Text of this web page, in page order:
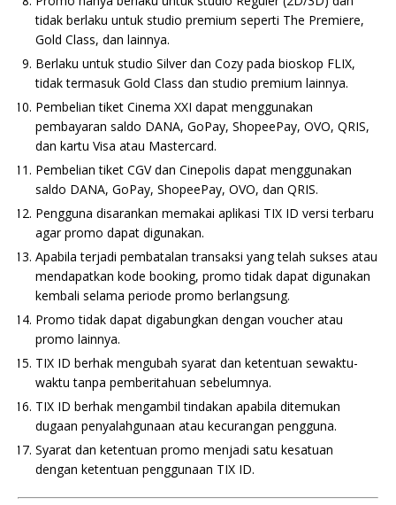
tidak berlaku untuk studio premium seperti The Premiere,
Gold Class, dan lainnya.
Berlaku untuk studio Silver dan Cozy pada bioskop FLIX,
tidak termasuk Gold Class dan studio premium lainnya.
Pembelian tiket Cinema XXI dapat menggunakan
pembayaran saldo DANA, GoPay, ShopeePay, OVO, QRIS,
dan kartu Visa atau Mastercard.
Pembelian tiket CGV dan Cinepolis dapat menggunakan
saldo DANA, GoPay, ShopeePay, OVO, dan QRIS.
Pengguna disarankan memakai aplikasi TIX ID versi terbaru
agar promo dapat digunakan.
Apabila terjadi pembatalan transaksi yang telah sukses atau
mendapatkan kode booking, promo tidak dapat digunakan
kembali selama periode promo berlangsung.
Promo tidak dapat digabungkan dengan voucher atau
promo lainnya.
TIX ID berhak mengubah syarat dan ketentuan sewaktu-
waktu tanpa pemberitahuan sebelumnya.
TIX ID berhak mengambil tindakan apabila ditemukan
dugaan penyalahgunaan atau kecurangan pengguna.
Syarat dan ketentuan promo menjadi satu kesatuan
dengan ketentuan penggunaan TIX ID.